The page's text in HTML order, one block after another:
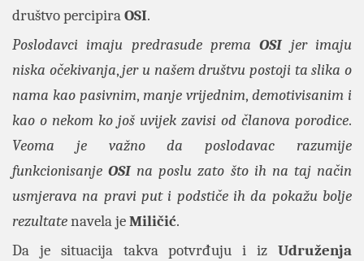
društvo percipiraOSI.
Poslodavci imaju predrasude premaOSI jer imaju
niska očekivanja, jer u našem društvu postoji ta slika o
nama kao pasivnim, manje vrijednim, demotivisanim i
kao o nekom ko još uvijek zavisi od članova porodice.
Veoma je važno da poslodavac razumije
funkcionisanjeOSI na poslu zato što ih na taj način
usmjerava na pravi put i podstiče ih da pokažu bolje
rezultatenavela jeMiličić.
Da je situacija takva potvrđuju i iz Udruženja